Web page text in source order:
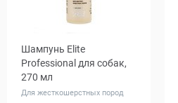
Шампунь Elite
Professional для собак,
270 мл
Для жесткошерстных пород